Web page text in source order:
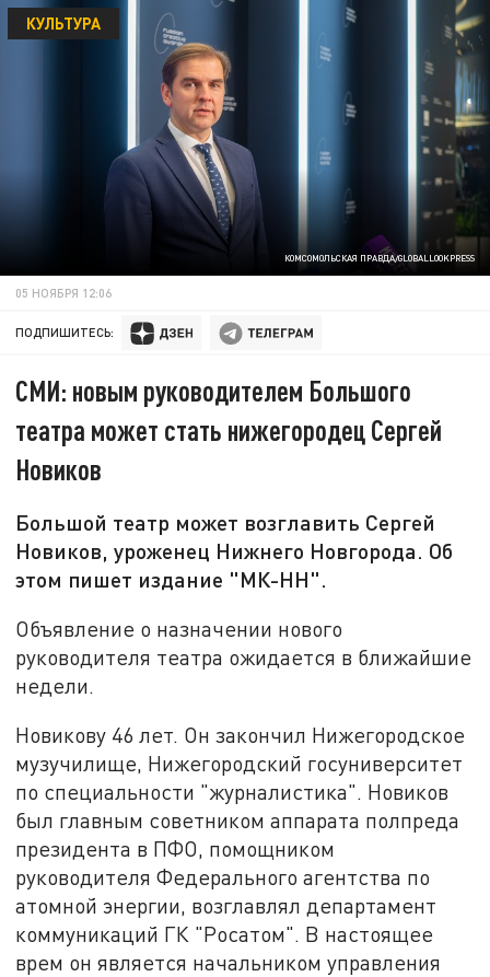
КОМСОМОЛЬСКАЯ ПРАВДА/GLOBALLOOKPRESS
КУЛЬТУРА
05 НОЯБРЯ 12:06
ПОДПИШИТЕСЬ:
СМИ: новым руководителем Большого
театра может стать нижегородец Сергей
Новиков
Большой театр может возглавить Сергей
Новиков, уроженец Нижнего Новгорода. Об
этом пишет издание "МК-НН".
Объявление о назначении нового
руководителя театра ожидается в ближайшие
недели.
Новикову 46 лет. Он закончил Нижегородское
музучилище, Нижегородский госуниверситет
по специальности "журналистика". Новиков
был главным советником аппарата полпреда
президента в ПФО, помощником
руководителя Федерального агентства по
атомной энергии, возглавлял департамент
коммуникаций ГК "Росатом". В настоящее
врем он является начальником управления